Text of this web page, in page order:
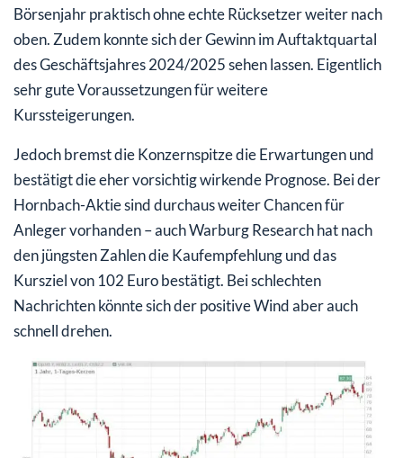
Börsenjahr praktisch ohne echte Rücksetzer weiter nach
oben. Zudem konnte sich der Gewinn im Auftaktquartal
des Geschäftsjahres 2024/2025 sehen lassen. Eigentlich
sehr gute Voraussetzungen für weitere
Kurssteigerungen.
Jedoch bremst die Konzernspitze die Erwartungen und
bestätigt die eher vorsichtig wirkende Prognose. Bei der
Hornbach-Aktie sind durchaus weiter Chancen für
Anleger vorhanden – auch Warburg Research hat nach
den jüngsten Zahlen die Kaufempfehlung und das
Kursziel von 102 Euro bestätigt. Bei schlechten
Nachrichten könnte sich der positive Wind aber auch
schnell drehen.